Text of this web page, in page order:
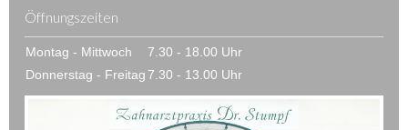
Öffnungszeiten
Montag - Mittwoch
7.30 - 18.00 Uhr
Donnerstag - Freitag 7.30 - 13.00 Uhr